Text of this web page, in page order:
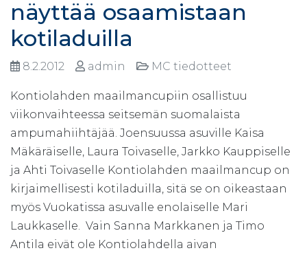
näyttää osaamistaan
kotiladuilla
8.2.2012 admin MC tiedotteet
Kontiolahden maailmancupiin osallistuu
viikonvaihteessa seitsemän suomalaista
ampumahiihtäjää. Joensuussa asuville Kaisa
Mäkäräiselle, Laura Toivaselle, Jarkko Kauppiselle
ja Ahti Toivaselle Kontiolahden maailmancup on
kirjaimellisesti kotiladuilla, sitä se on oikeastaan
myös Vuokatissa asuvalle enolaiselle Mari
Laukkaselle. Vain Sanna Markkanen ja Timo
Antila eivät ole Kontiolahdella aivan